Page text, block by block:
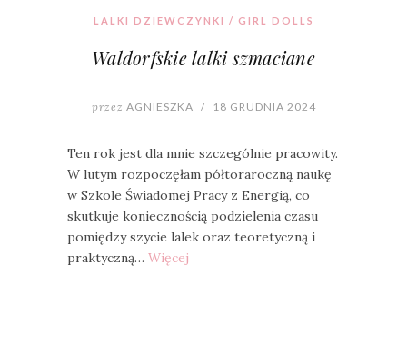
LALKI DZIEWCZYNKI / GIRL DOLLS
Waldorfskie lalki szmaciane
przez AGNIESZKA / 18 GRUDNIA 2024
Ten rok jest dla mnie szczególnie pracowity.
W lutym rozpoczęłam półtoraroczną naukę
w Szkole Świadomej Pracy z Energią, co
skutkuje koniecznością podzielenia czasu
pomiędzy szycie lalek oraz teoretyczną i
praktyczną… Więcej